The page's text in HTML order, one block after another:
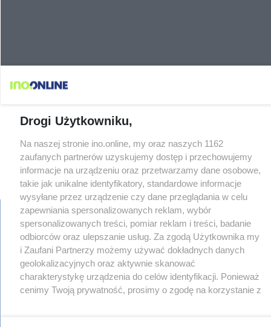
regulamin
reklama
redakcja
pliki cookies
prywatność
Drogi Użytkowniku,
Na naszej stronie ino.online, my oraz naszych 1162
zaufanych partnerów uzyskujemy dostęp i przechowujemy
informacje na urządzeniu oraz przetwarzamy dane osobowe,
takie jak unikalne identyfikatory, standardowe informacje
wysyłane przez urządzenie czy dane przeglądania w celu
zapewniania spersonalizowanych reklam, wybór
spersonalizowanych treści, pomiar reklam i treści, badanie
odbiorców oraz ulepszanie usług. Za zgodą Użytkownika my
i Zaufani Partnerzy możemy używać dokładnych danych
geolokalizacyjnych oraz aktywnie skanować
charakterystykę urządzenia do celów identyfikacji. Ponieważ
cenimy Twoją prywatność, prosimy o zgodę na korzystanie z